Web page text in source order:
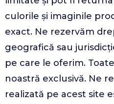
culorile și imaginile
exact. Ne rezervăm
geografică sau
pe care le oferim.
noastră exclusivă. Ne
realizată pe acest site